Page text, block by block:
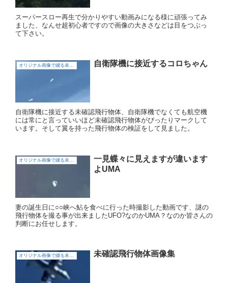
スーパースロー再生で分かりやすい動画みになる様に頑張ってみ
ました、なんせ超初心者ですので画像の大きさなどは目をつぶっ
て下さい。
オリジナル画像で綴る未確認飛行物体（UFO) 自衛隊機に接近するコロちゃん
自衛隊機に接近する未確認飛行物体、自衛隊機でなくても航空機
には常にと言っていいほど未確認飛行物体がぴったりマークして
います。そして翼を持った飛行物体の検証をして見ました。
オリジナル画像で綴る未確認飛行物体（UFO)
一見蝶々に見えますが違います
よUMA
妻の誕生日に○○峡へ鮎を食べに行った時撮影した動画です、謎の
飛行物体を撮る事が出来ましたUFO?なのかUMA？なのか皆さんの
判断にお任せします。
オリジナル画像で綴る未確認飛行物体（UFO) 未確認飛行物体画像集